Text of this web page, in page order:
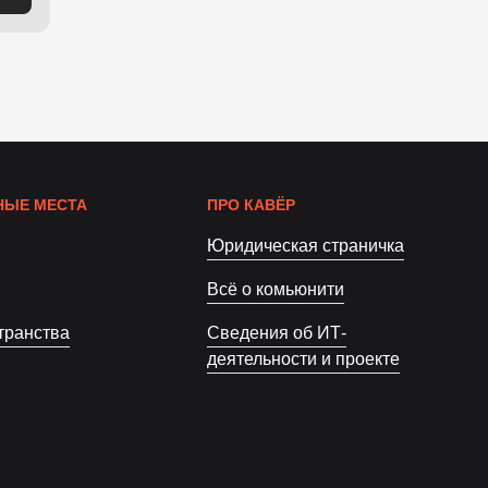
МЕСТА ПРО КАВЁР
Юридическая страничка
Всё о комьюнити
Сведения об ИТ-
деятельности и проекте